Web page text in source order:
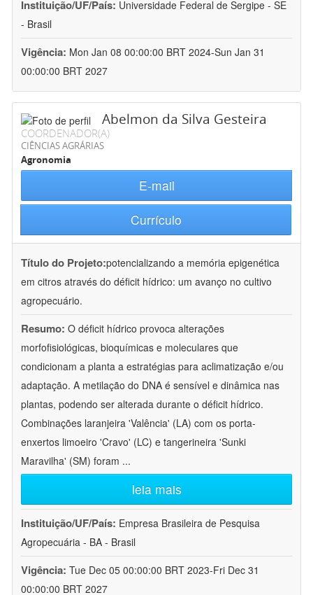
Instituição/UF/País: Universidade Federal de Sergipe - SE
- Brasil
Vigência: Mon Jan 08 00:00:00 BRT 2024-Sun Jan 31
00:00:00 BRT 2027
Abelmon da Silva Gesteira
COORDENADOR(A)
CIÊNCIAS AGRÁRIAS
Agronomia
E-mail
Currículo
Título do Projeto:potencializando a memória epigenética
em citros através do déficit hídrico: um avanço no cultivo
agropecuário.
Resumo: O déficit hídrico provoca alterações
morfofisiológicas, bioquímicas e moleculares que
condicionam a planta a estratégias para aclimatização e/ou
adaptação. A metilação do DNA é sensível e dinâmica nas
plantas, podendo ser alterada durante o déficit hídrico.
Combinações laranjeira 'Valência' (LA) com os porta-
enxertos limoeiro 'Cravo' (LC) e tangerineira 'Sunki
Maravilha' (SM) foram ...
leia mais
Instituição/UF/País: Empresa Brasileira de Pesquisa
Agropecuária - BA - Brasil
Vigência: Tue Dec 05 00:00:00 BRT 2023-Fri Dec 31
00:00:00 BRT 2027